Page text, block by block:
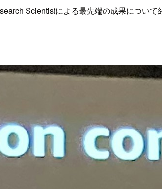
Scientistによる最先端の成果について